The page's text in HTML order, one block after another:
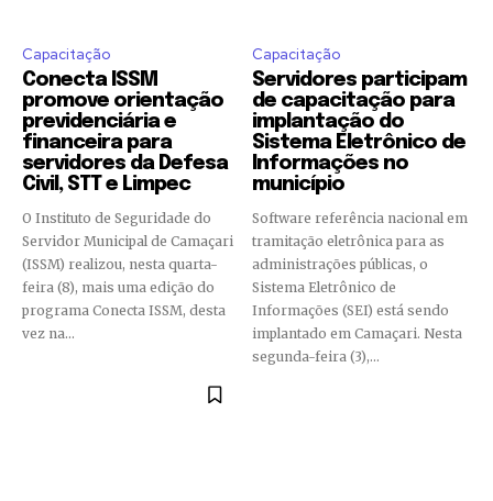
Capacitação
Conecta ISSM
promove orientação
previdenciária e
financeira para
servidores da Defesa
Civil, STT e Limpec
O Instituto de Seguridade do
Servidor Municipal de Camaçari
(ISSM) realizou, nesta quarta-
feira (8), mais uma edição do
programa Conecta ISSM, desta
vez na...
Capacitação
Servidores participam
de capacitação para
implantação do
Sistema Eletrônico de
Informações no
município
Software referência nacional em
tramitação eletrônica para as
administrações públicas, o
Sistema Eletrônico de
Informações (SEI) está sendo
implantado em Camaçari. Nesta
segunda-feira (3),...